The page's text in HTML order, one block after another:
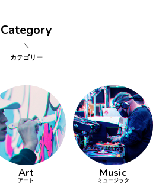
Category
カテゴリー
Art
アート
Music
ミュージック